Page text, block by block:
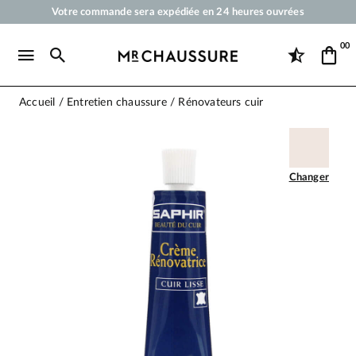
Votre commande sera expédiée en 24 heures ouvrées
Livraison offerte dès 50 €
00
Accueil Entretien chaussure Rénovateurs cuir
Changer